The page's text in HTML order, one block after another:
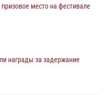
место на фестивале
награды за задержание